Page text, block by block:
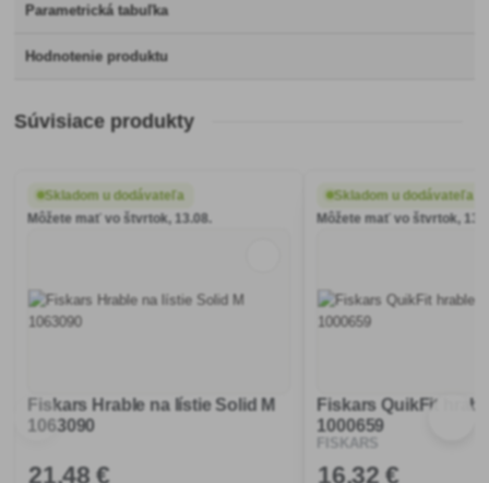
Parametrická tabuľka
Hodnotenie produktu
Súvisiace produkty
Skladom u dodávateľa
Môžete mať vo štvrtok, 13.08.
Fiskars Hrable na lístie Solid M
1063090
21,48 €
Skladom u dodávateľa
Môžete mať vo štvrtok,
Fiskars QuikFit
1000659
FISKARS
16,32 €